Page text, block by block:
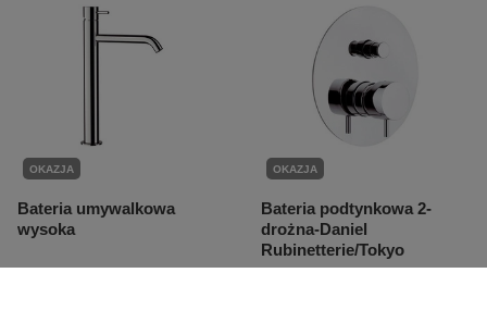
OKAZJA
Bateria umywalkowa
wysoka
OKAZJA
Bateria podtynkowa 2-
drożna-Daniel
Rubinetterie/Tokyo